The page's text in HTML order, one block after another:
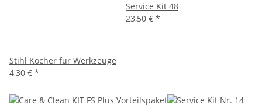
Stihl Köcher für Werkzeuge
4,30 € *
Service Kit 48
23,50 € *